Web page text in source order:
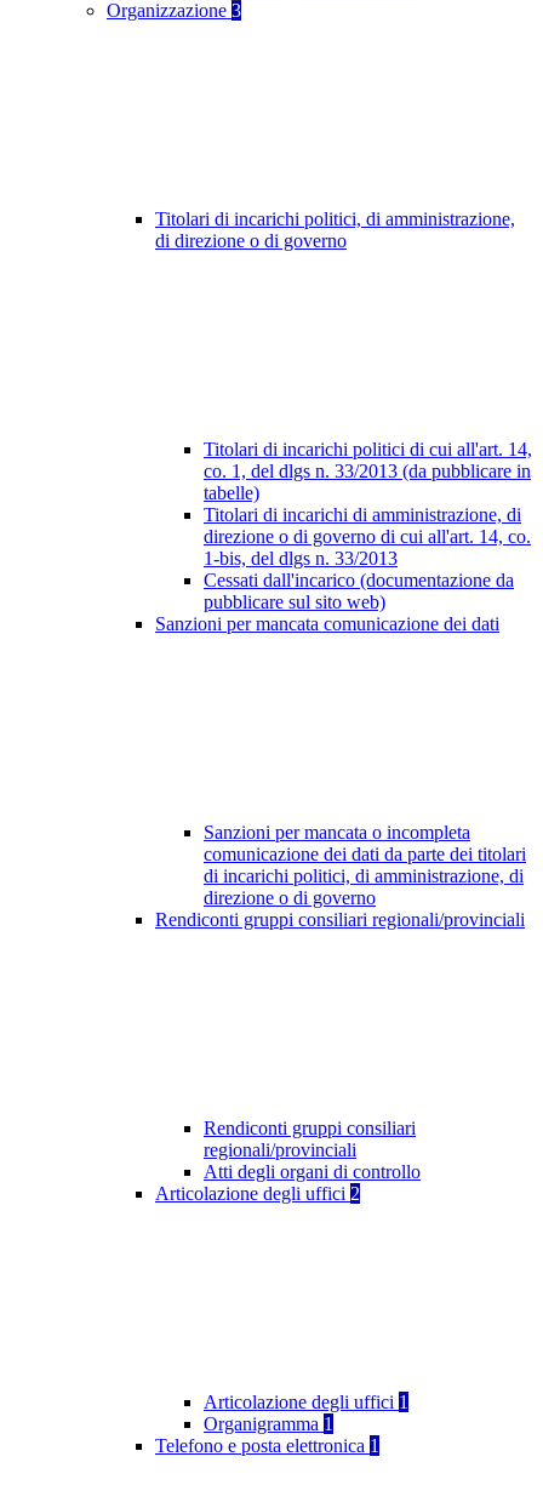
Organizzazione 3
Titolari di incarichi politici, di amministrazione,
di direzione o di governo
Titolari di incarichi politici di cui all'art. 14,
co. 1, del dlgs n. 33/2013 (da pubblicare in
tabelle)
Titolari di incarichi di amministrazione, di
direzione o di governo di cui all'art. 14, co.
1-bis, del dlgs n. 33/2013
Cessati dall'incarico (documentazione da
pubblicare sul sito web)
Sanzioni per mancata comunicazione dei dati
Sanzioni per mancata o incompleta
comunicazione dei dati da parte dei titolari
di incarichi politici, di amministrazione, di
direzione o di governo
Rendiconti gruppi consiliari regionali/provinciali
Rendiconti gruppi consiliari
regionali/provinciali
Atti degli organi di controllo
Articolazione degli uffici 2
Articolazione degli uffici 1
Organigramma 1
Telefono e posta elettronica 1